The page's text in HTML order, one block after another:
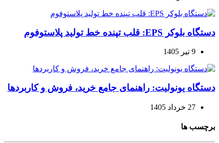
دستگاه بلوکر EPS: قلب تپنده خط تولید پلاستوفوم
9 تیر 1405
دستگاه یونولیت: راهنمای جامع خرید، فروش و کاربردها
27 خرداد 1405
برچسب ها